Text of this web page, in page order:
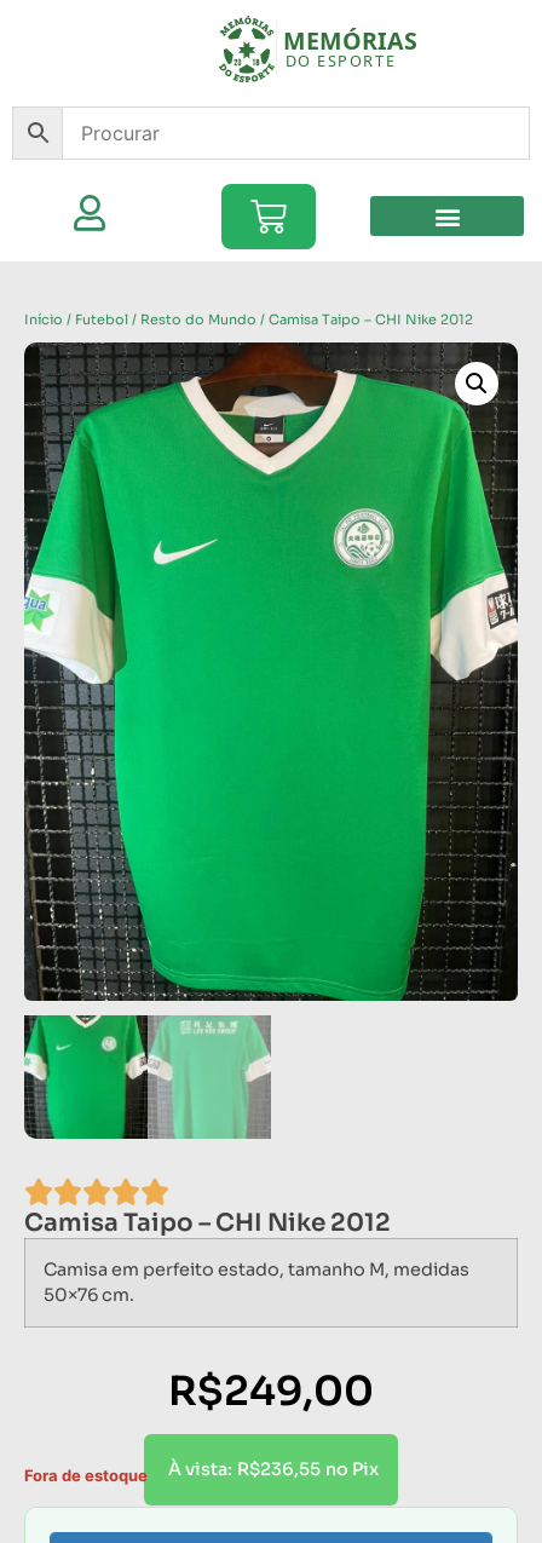
Início / Futebol / Resto do Mundo / Camisa Taipo – CHI Nike 2012
Camisa Taipo – CHI Nike 2012
Camisa em perfeito estado, tamanho M, medidas
50×76 cm.
R$249,00
À vista: R$236,55 no Pix
Fora de estoque